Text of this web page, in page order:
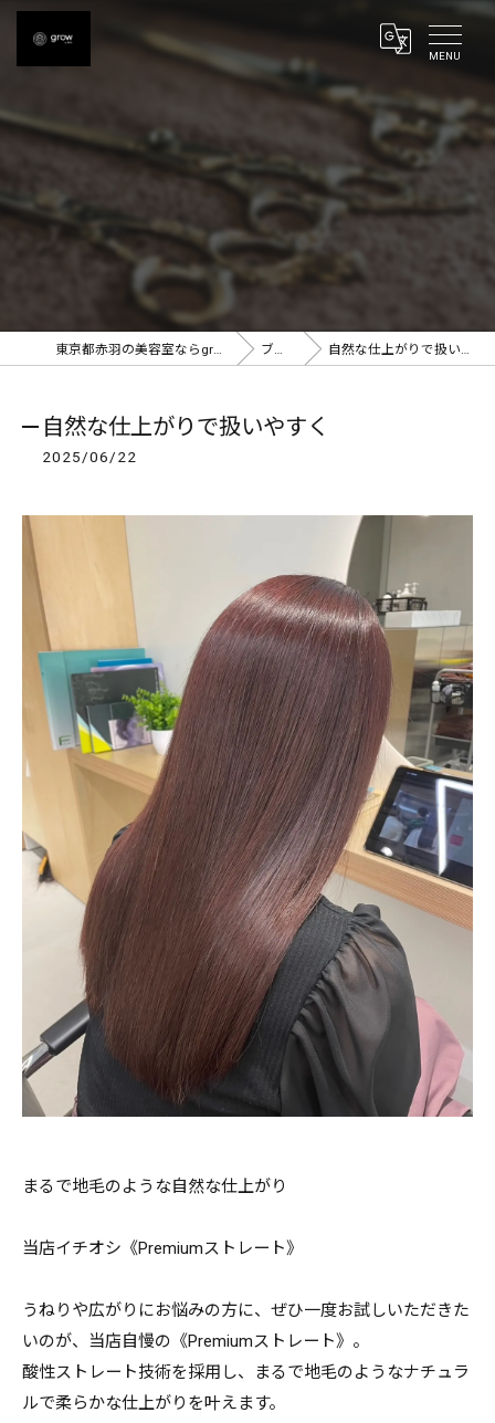
東京都赤羽の美容室ならgrow 赤羽 ブログ 自然な仕上がりで扱いやすく
自然な仕上がりで扱いやすく
2025/06/22
まるで地毛のような自然な仕上がり
当店イチオシ《Premiumストレート》
うねりや広がりにお悩みの方に、ぜひ一度お試しいただきた
いのが、当店自慢の《Premiumストレート》。
酸性ストレート技術を採用し、まるで地毛のようなナチュラ
ルで柔らかな仕上がりを叶えます。